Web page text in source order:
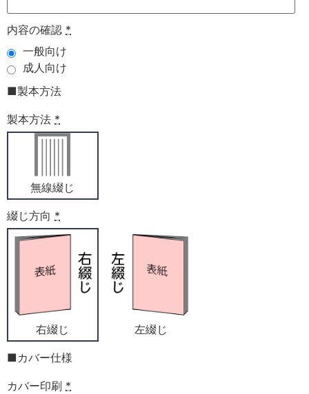
内容の確認 *
一般向け
成人向け
■製本方法
製本方法 *
無線綴じ
綴じ方向 *
右綴じ 左綴じ
■カバー仕様
カバー印刷 *